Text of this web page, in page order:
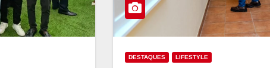
DESTAQUES LIFESTYLE